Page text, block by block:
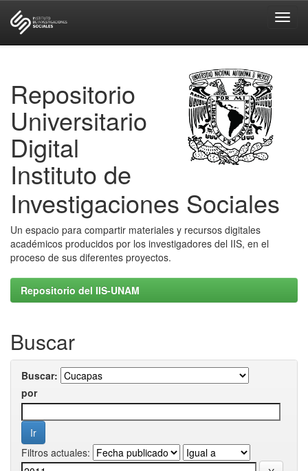
Repositorio
Universitario
Digital
Instituto de
Investigaciones Sociales
Un espacio para compartir materiales y recursos digitales
académicos producidos por los investigadores del IIS, en el
proceso de sus diferentes proyectos.
Repositorio del IIS-UNAM
Buscar
Buscar:
por
Filtros actuales: